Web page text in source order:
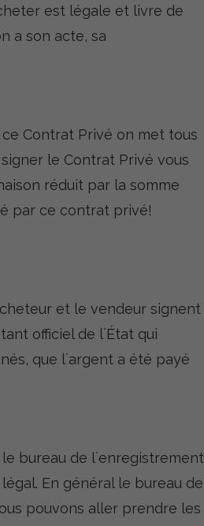
est légale et livre de
a son acte, sa
Contrat Privé on met tous
le Contrat Privé vous
réduit par la somme
par ce contrat privé!
et le vendeur signent
officiel de l´État qui
que l´argent a été payé
bureau de l´enregistrement
En général le bureau de
pouvons aller prendre les